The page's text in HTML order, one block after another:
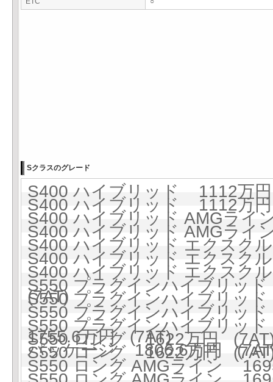
Sクラスのグレード
S400 ハイブリッド 1112万
S400 ハイブリッド 1112万
S400 ハイブリッド AMGラ
S400 ハイブリッド AMGラ
S400 ハイブリッド エクス
S400 ハイブリッド エクス
S400 ハイブリッド エクス
(7AT)
S550 プラグインハイブリッ
S550 プラグインハイブリッ
S550 プラグインハイブリッ
1755.6万円 (7AT)
S550 プラグインハイブリッ
パッケージ 1806.6万円
S550 ロング 1622万円
S550 ロング 1622万円
S550 ロング AMGライン